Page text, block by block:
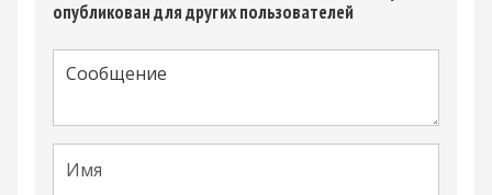
опубликован для других пользователей